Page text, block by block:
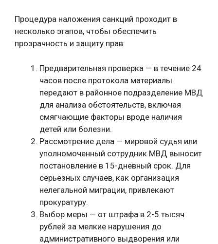
Процедура наложения санкций проходит в
несколько этапов, чтобы обеспечить
прозрачность и защиту прав:
Предварительная проверка — в течение 24
часов после протокола материалы
передают в районное подразделение МВД
для анализа обстоятельств, включая
смягчающие факторы вроде наличия
детей или болезни.
Рассмотрение дела — мировой судья или
уполномоченный сотрудник МВД выносит
постановление в 15-дневный срок. Для
серьезных случаев, как организация
нелегальной миграции, привлекают
прокуратуру.
Выбор меры — от штрафа в 2-5 тысяч
рублей за мелкие нарушения до
административного выдворения или